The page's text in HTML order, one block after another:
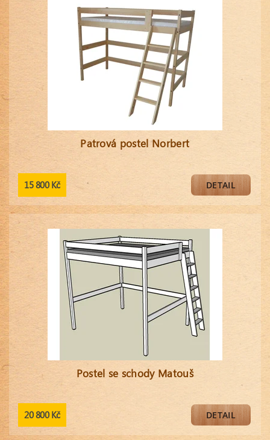
Patrová postel Norbert
15 800 Kč DETAIL
Postel se schody Matouš
20 800 Kč DETAIL